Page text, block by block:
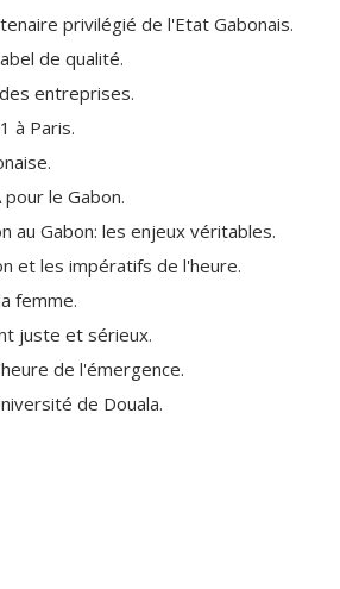
privilégié de l'Etat Gabonais.
de qualité.
entreprises.
à Paris.
.
pour le Gabon.
au Gabon: les enjeux véritables.
et les impératifs de l'heure.
femme.
juste et sérieux.
de l'émergence.
de Douala.